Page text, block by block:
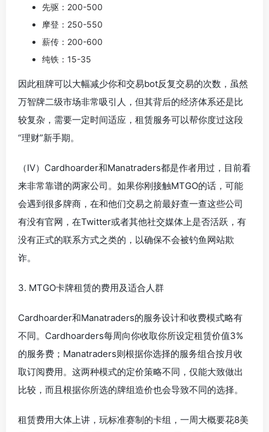
先驱：200-500
摩登：250-550
薪传：200-600
纯铁：15-35
因此租牌可以大幅减少你和交易bot反复交易的次数，虽然
万智牌二级市场非常吸引人，但其背后的经济体系还是比
较复杂，需要一定时间适应，租赁服务可以帮你度过这段
“理财”新手期。
（IV）Cardhoarder和Manatraders都是作者用过，目前看
来非常靠谱的两家公司。如果你刚接触MTGO的话，可能
会遇到很多牌商，在和他们交易之前最好查一查这些公司
有没有官网，在Twitter或者其他社交媒体上是否活跃，有
没有正式的联系方式之类的，以确保不会被钓鱼网站欺
诈。
3. MTGO卡牌租赁的费用及适合人群
Cardhoarder和Manatraders的服务设计和收费模式略有
不同。Cardhoarders每周向你收取你所设定租赁价值3%
的服务费；Manatraders则根据你选择的服务组合按月收
取订阅费用。这两种模式的定价策略不同，仅能大致做出
比较，而且根据你所选的牌组造价也会导致不同的选择。
租赁费用大体上讲，玩标准赛制的卡组，一周大概要花8美